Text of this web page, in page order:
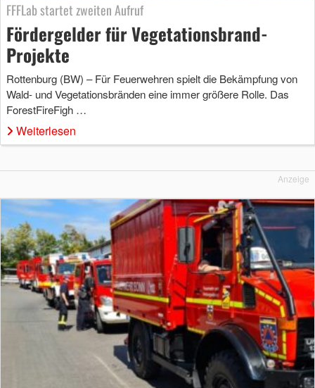
FFFLab startet zweiten Aufruf
Fördergelder für Vegetationsbrand-
Projekte
Rottenburg (BW) – Für Feuerwehren spielt die Bekämpfung von
Wald- und Vegetationsbränden eine immer größere Rolle. Das
ForestFireFigh …
Weiterlesen
Anzeige